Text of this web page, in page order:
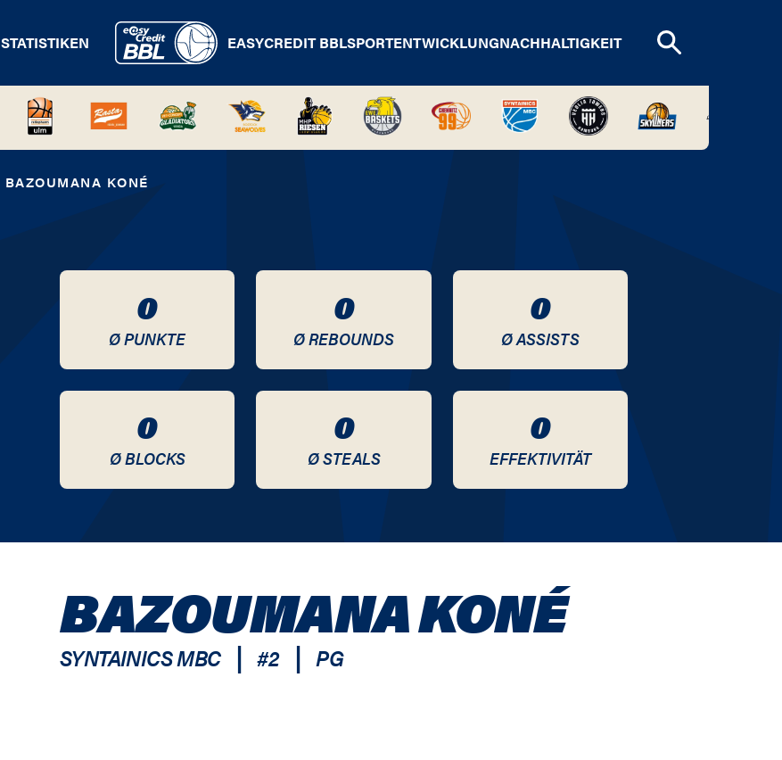
STATISTIKEN EASYCREDIT BBLSPORTENTWICKLUNGNACHHALTIGKEIT
BAZOUMANA KONÉ
0
Ø PUNKTE
0
Ø REBOUNDS
0
Ø ASSISTS
0
Ø BLOCKS
0
Ø STEALS
0
EFFEKTIVITÄT
BAZOUMANA KONÉ
SYNTAINICS MBC | #2 | PG